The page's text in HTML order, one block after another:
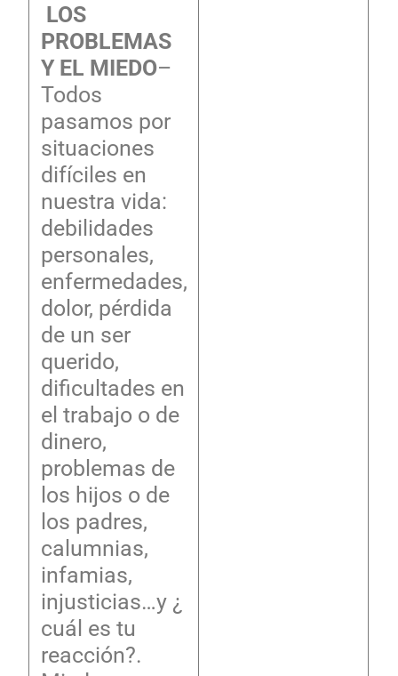
LOS
PROBLEMAS
Y EL MIEDO–
Todos
pasamos por
situaciones
difíciles en
nuestra vida:
debilidades
personales,
enfermedades,
dolor, pérdida
de un ser
querido,
dificultades en
el trabajo o de
dinero,
problemas de
los hijos o de
los padres,
calumnias,
infamias,
injusticias…y ¿
cuál es tu
reacción?.